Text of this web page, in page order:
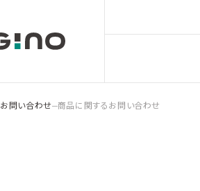
お問い合わせ 商品に関するお問い合わせ